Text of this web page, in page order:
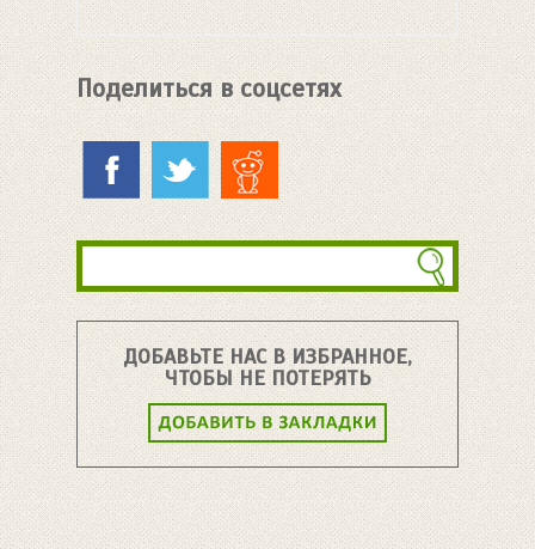
Поделиться в соцсетях
ДОБАВЬТЕ НАС В ИЗБРАННОЕ,
ЧТОБЫ НЕ ПОТЕРЯТЬ